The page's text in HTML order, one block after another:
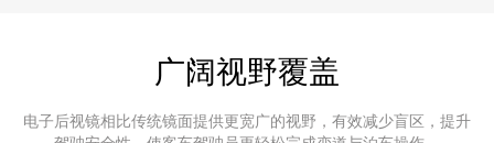
广阔视野覆盖
电子后视镜相比传统镜面提供更宽广的视野，有效减少盲区，提升